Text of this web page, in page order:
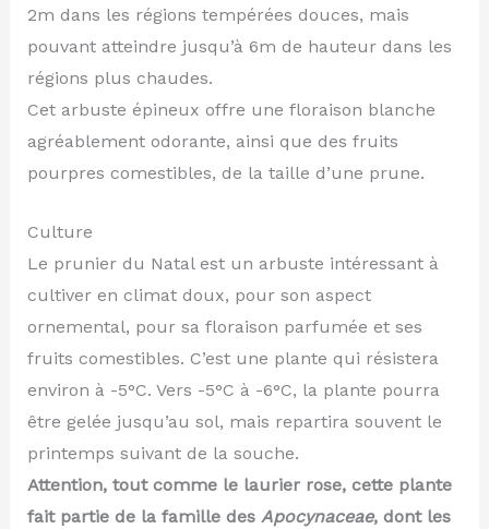
2m dans les régions tempérées douces, mais
pouvant atteindre jusqu’à 6m de hauteur dans les
régions plus chaudes.
Cet arbuste épineux offre une floraison blanche
agréablement odorante, ainsi que des fruits
pourpres comestibles, de la taille d’une prune.
Culture
Le prunier du Natal est un arbuste intéressant à
cultiver en climat doux, pour son aspect
ornemental, pour sa floraison parfumée et ses
fruits comestibles. C’est une plante qui résistera
environ à -5°C. Vers -5°C à -6°C, la plante pourra
être gelée jusqu’au sol, mais repartira souvent le
printemps suivant de la souche.
Attention, tout comme le laurier rose, cette plante
fait partie de la famille des Apocynaceae, dont les